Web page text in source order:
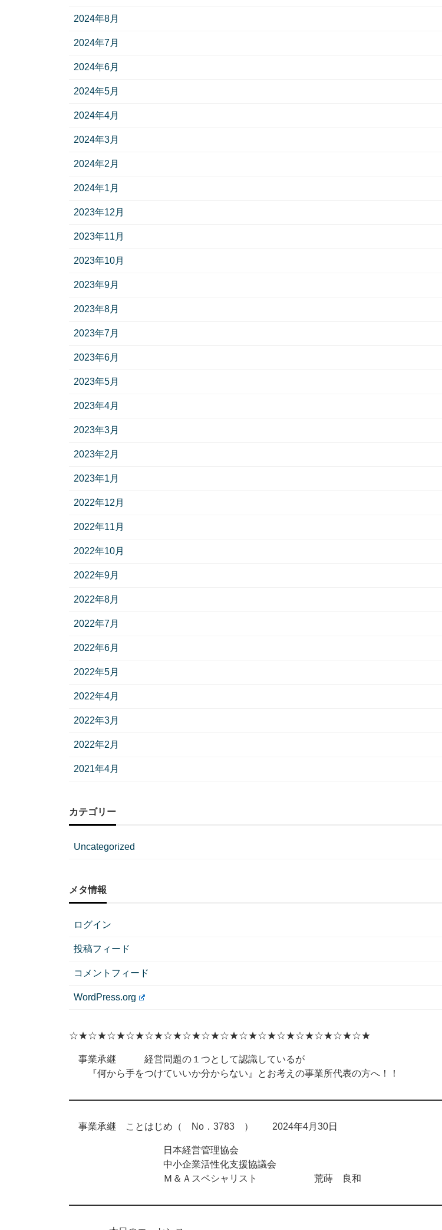
2024年8月
2024年7月
2024年6月
2024年5月
2024年4月
2024年3月
2024年2月
2024年1月
2023年12月
2023年11月
2023年10月
2023年9月
2023年8月
2023年7月
2023年6月
2023年5月
2023年4月
2023年3月
2023年2月
2023年1月
2022年12月
2022年11月
2022年10月
2022年9月
2022年8月
2022年7月
2022年6月
2022年5月
2022年4月
2022年3月
2022年2月
2021年4月
カテゴリー
Uncategorized
メタ情報
ログイン
投稿フィード
コメントフィード
WordPress.org
☆★☆★☆★☆★☆★☆★☆★☆★☆★☆★☆★☆★☆★☆★☆★☆★
事業承継 経営問題の１つとして認識しているが
『何から手をつけていいか分からない』とお考えの事業所代表の方へ！！
事業承継 ことはじめ（ No．3783 ） 2024年4月30日
日本経営管理協会
中小企業活性化支援協議会
Ｍ＆Ａスペシャリスト 荒蒔 良和